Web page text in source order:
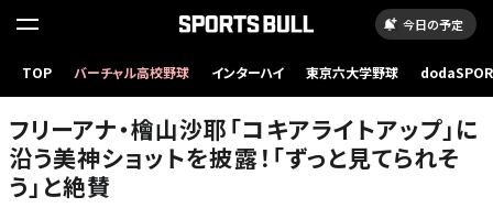
今日の予定
TOP バーチャル高校野球 インターハイ 東京六大学野球
フリーアナ・檜山沙耶「コキアライトアップ」に
沿う美神ショットを披露！「ずっと見てられそ
う」と絶賛